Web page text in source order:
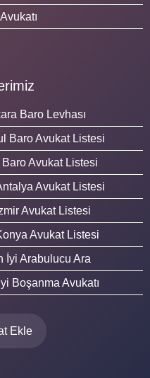
Baro Levhası
Baro Avukat Listesi
Avukat Listesi
Avukat Listesi
Avukat Listesi
Avukat Listesi
İyi Arabulucu Ara
Boşanma Avukatı
Ekle